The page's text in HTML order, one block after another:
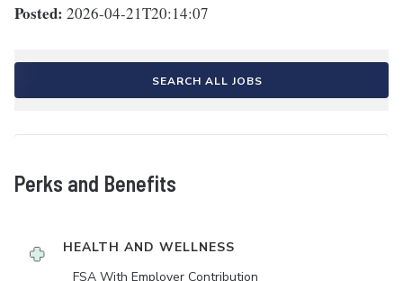
Posted: 2026-04-21T20:14:07
SEARCH ALL JOBS
Perks and Benefits
HEALTH AND WELLNESS
FSA With Employer Contribution